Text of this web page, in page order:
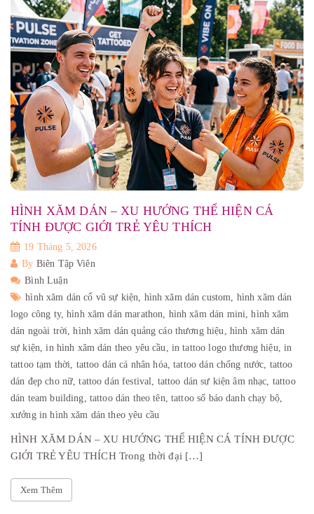
HÌNH XĂM DÁN – XU HƯỚNG THỂ HIỆN CÁ
TÍNH ĐƯỢC GIỚI TRẺ YÊU THÍCH
19 Tháng 5, 2026
By Biên Tập Viên
Bình Luận
hình xăm dán cổ vũ sự kiện, hình xăm dán custom, hình xăm dán
logo công ty,hình xăm dán marathon, hình xăm dán mini,hình xăm
dán ngoài trời,hình xăm dán quảng cáo thương hiệu, hình xăm dán
sự kiện,in hình xăm dán theo yêu cầu, in tattoo logo thương hiệu,in
tattoo tạm thời, tattoo dán cá nhân hóa,tattoo dán chống nước, tattoo
dán đẹp cho nữ,tattoo dán festival, tattoo dán sự kiện âm nhạc, tattoo
dán team building, tattoo dán theo tên,tattoo số báo danh chạy bộ,
xưởng in hình xăm dán theo yêu cầu
HÌNH XĂM DÁN – XU HƯỚNG THỂ HIỆN CÁ TÍNH ĐƯỢC
GIỚI TRẺ YÊU THÍCH Trong thời đại […]
Xem Thêm